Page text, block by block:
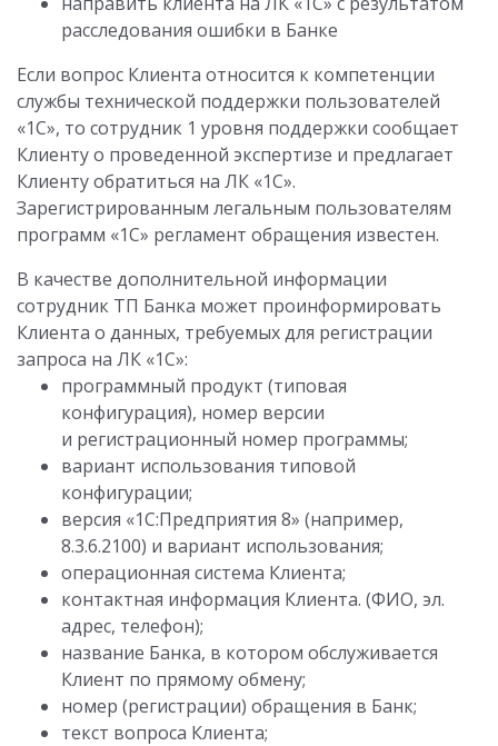
расследования ошибки в Банке
Если вопрос Клиента относится к компетенции
службы технической поддержки пользователей
«1С», то сотрудник 1 уровня поддержки сообщает
Клиенту о проведенной экспертизе и предлагает
Клиенту обратиться на ЛК «1С».
Зарегистрированным легальным пользователям
программ «1С» регламент обращения известен.
В качестве дополнительной информации
сотрудник ТП Банка может проинформировать
Клиента о данных, требуемых для регистрации
запроса на ЛК «1С»:
программный продукт (типовая
конфигурация), номер версии
и регистрационный номер программы;
вариант использования типовой
конфигурации;
версия «1С:Предприятия 8» (например,
8.3.6.2100) и вариант использования;
операционная система Клиента;
контактная информация Клиента. (ФИО, эл.
адрес, телефон);
название Банка, в котором обслуживается
Клиент по прямому обмену;
номер (регистрации) обращения в Банк;
текст вопроса Клиента;